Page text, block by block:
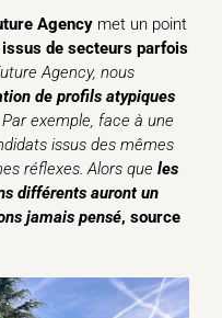
Agency met un point
de secteurs parfois
Agency, nous
de profils atypiques
Par exemple, face à une
issus des mêmes
réflexes. Alors que les
différents auront un
jamais pensé, source